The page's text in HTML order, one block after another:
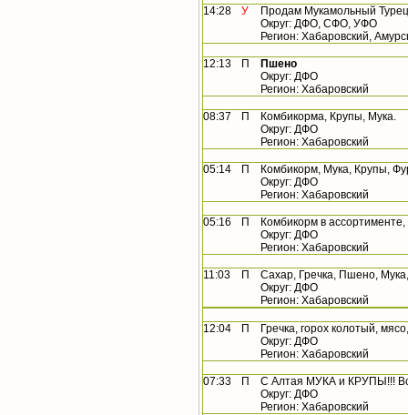
14:28 У
Продам Мукамольный
Округ: ДФО, СФО, УФО
Регион: Хабаровский,
12:13 П
Пшено
Округ: ДФО
Регион: Хабаровский
08:37 П
Комбикорма, Крупы, Мука.
Округ: ДФО
Регион: Хабаровский
05:14 П
Комбикорм, Мука, Крупы,
Округ: ДФО
Регион: Хабаровский
05:16 П
Комбикорм в
Округ: ДФО
Регион: Хабаровский
11:03 П Сахар, Гречка, Пшено,
Округ: ДФО
Регион: Хабаровский
12:04 П
Гречка, горох колотый,
Округ: ДФО
Регион: Хабаровский
07:33 П С Алтая МУКА и КРУПЫ!!! Вс
Округ: ДФО
Регион: Хабаровский